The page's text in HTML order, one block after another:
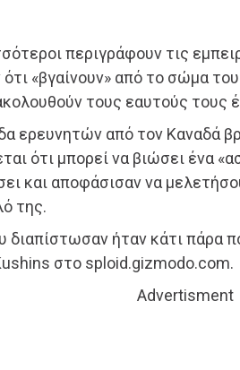
περιγράφουν τις
«βγαίνουν» από το σώμα
τους εαυτούς τους
ερευνητών από τον Καναδά
ότι μπορεί να βιώσει ένα
και αποφάσισαν να
της.
διαπίστωσαν ήταν κάτι πάρα
στο sploid.gizmodo.com.
Advertisment